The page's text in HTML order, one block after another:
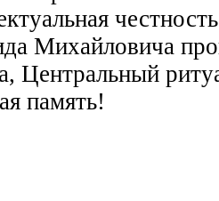
Михайловича
Центральный
память!